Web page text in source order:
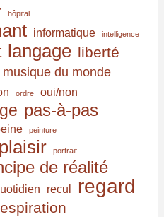
hôpital
informatique intelligence
langage liberté
musique du monde
ordre oui/non
pas-à-pas
peinture
plaisir portrait
de réalité
recul regard